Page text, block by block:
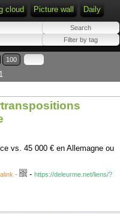
cloud Picture wall Daily
100
vs. 45 000 € en Allemagne ou
- - https://deleurme.net/liens/?